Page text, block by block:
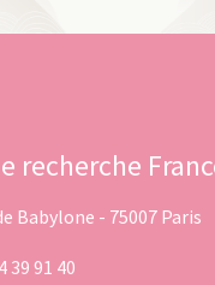
recherche
Babylone - 75007 Paris
39 91 40